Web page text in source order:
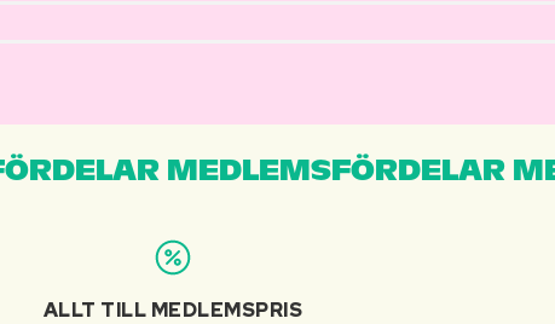
MEDLEMSFÖRDELAR
ALLT TILL MEDLEMSPRIS